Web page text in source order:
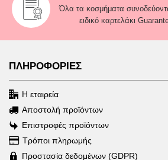
Όλα τα κοσμήματα
ειδικό καρτελάκι
ΠΛΗΡΟΦΟΡΙΕΣ
Η εταιρεία
Αποστολή προϊόντων
Επιστροφές προϊόντων
Τρόποι πληρωμής
Προστασία δεδομένων (GDPR)